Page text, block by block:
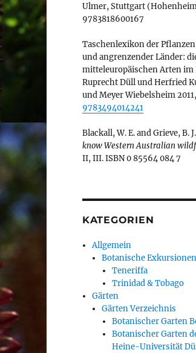
Ulmer, Stuttgart
9783818600167
Taschenlexikon der
und angrenzender Länder:
mitteleuropäischen Arten im
Ruprecht Düll und Herfried
und Meyer Wiebelsheim 2011,
9783494014241
Blackall, W. E. and Grieve, B.
know Western Australian
II, III. ISBN 0 85564 084 7
KATEGORIEN
Allgemein
Botanische Exkursionen
Teneriffa
Trinidad & Tobago
Gärten
Gärten Verzeichnis
Botanischer Garten
Botanischer Garten
Heine-Universität